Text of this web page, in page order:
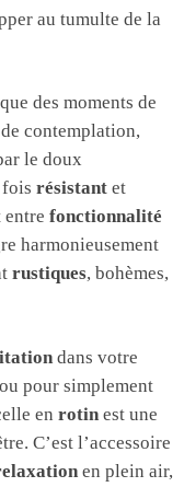
au tumulte de la
des moments de
contemplation,
le doux
fois résistant et
fonctionnalité
harmonieusement
rustiques, bohèmes,
dans votre
pour simplement
en rotin est une
C’est l’accessoire
en plein air,